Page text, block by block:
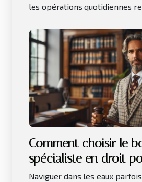
les opérations quotidiennes
Comment choisir le
spécialiste en droit
besoins juridiques
Naviguer dans les eaux